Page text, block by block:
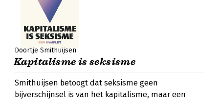
Doortje Smithuijsen
Kapitalisme is seksisme
Smithuijsen betoogt dat seksisme geen
bijverschijnsel is van het kapitalisme, maar een